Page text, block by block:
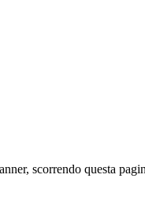
scorrendo questa